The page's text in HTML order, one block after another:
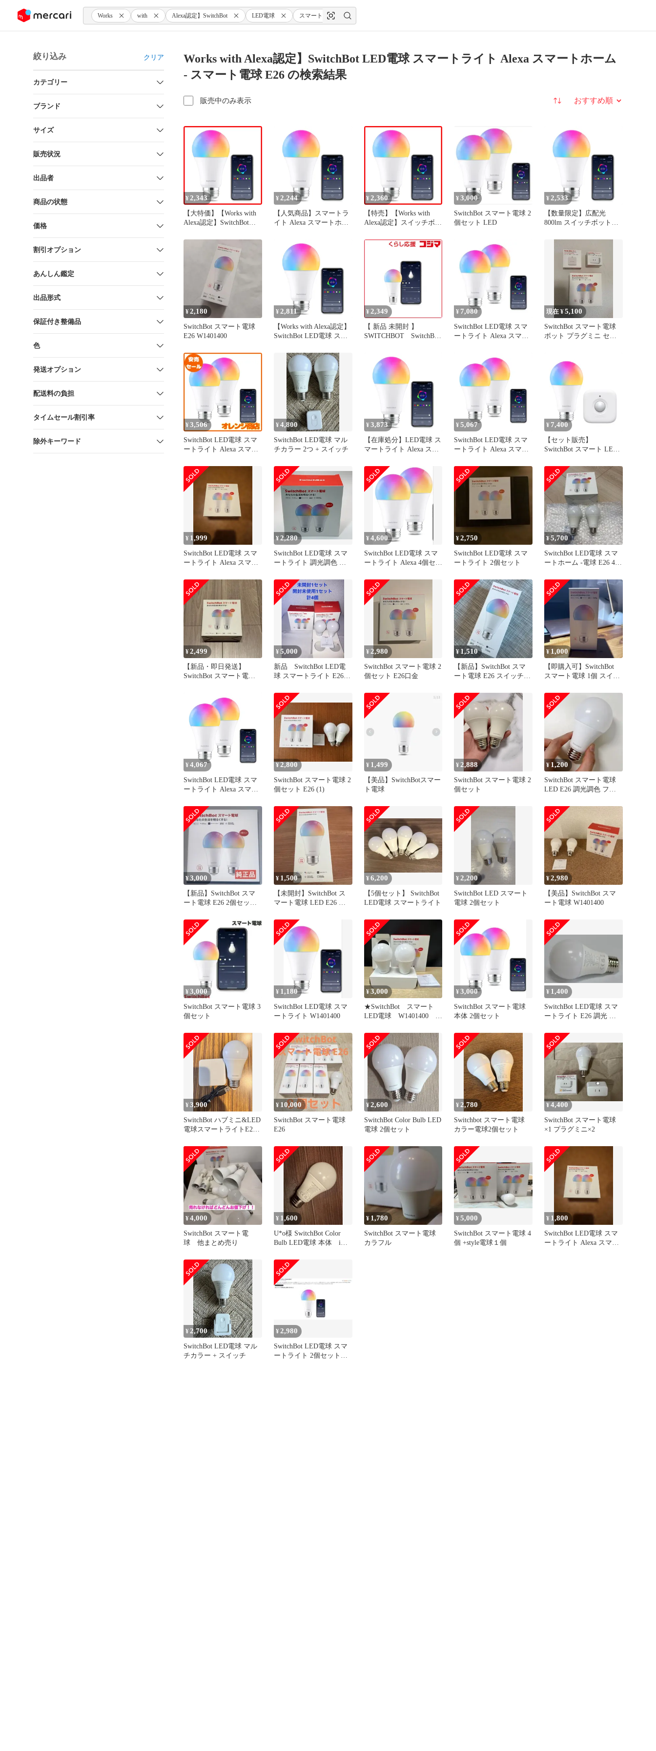
ツにスキップ Works with Alexa認定】SwitchBot LED電球 スマートライト
絞り込み クリア
カテゴリー
ブランド
サイズ
販売状況
出品者
商品の状態
価格
割引オプション
あんしん鑑定
出品形式
保証付き整備品
色
発送オプション
配送料の負担
タイムセール割引率
除外キーワード
Works with Alexa認定】SwitchBot LED電球 スマートライト Alexa スマートホーム
- スマート電球 E26 の検索結果
販売中のみ表示 並び替え
¥ 2,343
【大特価】【Works with
Alexa認定】SwitchBot
Alexa スマートホーム -
スマート電球 E26 スイッ
チボット 調光調色 広配
光 800lm 60W形相当 電球
マルチカラー 16
¥ 2,244
【人気商品】スマートラ
イト Alexa スマートホー
LED電球 広配光 800lm
60W形相当 Alexa認定】
SwitchBot 電球色・昼白
色対応 RGBCWマルチカ
ラー 1600万色 with 間接
¥ 2,360
【特売】【Works with
Alexa認定】スイッチボッ
マートライト Alexa スマ
E26 スイッチボット調光
調色 広配光 800lm 60W形
相当 電球色・昼白色対応
RGBCWマルチカラ
¥ 3,000
SwitchBot スマート電球 2
個セット LED
¥ 2,533
【数量限定】広配光
800lm スイッチボット調
球色・昼白色対応
RGBCWマルチカラー ス
マートホーム-スマート電
球 1600万色 Alexa 間接照
明 Google スマートライ
ト Home Alexa認定】スイ
¥2,180
SwitchBot スマート電球
E26 W1401400
¥ 2,811
【Works with Alexa認定】
SwitchBot LED電球 スマ
トホーム-スマート電球
E26 スイッチボット調光
調色 広配光 800lm 60W形
相当 電球色・昼白色対応
RGBCWマルチカラー
1600万色 間接照
¥ 2,349
【 新品 未開封 】
SWITCHBOT SwitchBot
未使用 送料無料
¥ 7,080
SwitchBot LED電球 スマ
ートライト Alexa スマー
現在 ¥5,100
SwitchBot スマート電球
ボット プラグミニ セッ
¥ 3,506
SwitchBot LED電球 スマ
ートライト Alexa スマー
E26 スイッチボット 調光
調色 広配光 800lm 60W形
相当 電球色・昼白色対応
RGBCWマルチカラー
1600万色 間接照明
Google Home IFT
¥4,800
SwitchBot LED電球 マル
チカラー 2つ + スイッチ
¥ 3,873
【在庫処分】LED電球 ス
マートライト Alexa スマ
E26 スイッチボット調光
調色 Alexa認定】
SwitchBot 広配光 800lm
60W形相当 電球色・昼白
色対応 with RGBCWマル
チカラー 1600万色 間接
¥ 5,067
SwitchBot LED電球 スマ
ートライト Alexa スマー
E26 スイッチボット 調光
調色 広配光 800lm 60W形
相当 電球色・昼白色対応
RGBCWマルチカラー
1600万色 間接照明
Google Home IFT
¥ 7,400
【セット販売】
SwitchBot スマート LED
Alexa認定 + 人感センサ
ー
¥ 1,999
SwitchBot LED電球 スマ
ートライト Alexa スマー
¥2,280
SwitchBot LED電球 スマ
ートライト 調光調色 広
850007706685
¥4,600
SwitchBot LED電球 スマ
ートライト Alexa 4個セッ
¥2,750
SwitchBot LED電球 スマ
ートライト 2個セット
¥5,700
SwitchBot LED電球 スマ
ートホーム -電球 E26 4個
¥2,499
【新品・即日発送】
SwitchBot スマート電球
¥5,000
新品 SwitchBot LED電
球 スマートライト E26 4
¥ 2,980
SwitchBot スマート電球 2
個セット E26口金
¥1,510
【新品】SwitchBot スマ
ート電球 E26 スイッチボ
¥ 1,000
【即購入可】SwitchBot
スマート電球 1個 スイッ
¥ 4,067
SwitchBot LED電球 スマ
ートライト Alexa スマー
E26 スイッチボット 調光
調色 広配光 800lm 60W形
相当 電球色・昼白色対応
RGBCWマルチカラー
1600万色 間接照明
¥ 2,800
SwitchBot スマート電球 2
個セット E26 (1)
¥ 1,499
【美品】SwitchBotスマー
ト電球
¥ 2,888
SwitchBot スマート電球 2
個セット
¥ 1,200
SwitchBot スマート電球
LED E26 調光調色 フル
¥3,000
【新品】SwitchBot スマ
ート電球 E26 2個セット
¥ 1,500
【未開封】SwitchBot ス
マート電球 LED E26 調
¥6,200
【5個セット】 SwitchBot
LED電球 スマートライト
¥ 2,200
SwitchBot LED スマート
電球 2個セット
¥2,980
【美品】SwitchBot スマ
ート電球 W1401400
¥3,000
SwitchBot スマート電球 3
個セット
¥ 1,180
SwitchBot LED電球 スマ
ートライト W1401400​
¥3,000
★SwitchBot スマート
LED電球 W1401400 2
¥3,000
SwitchBot スマート電球
本体 2個セット
¥ 1,400
SwitchBot LED電球 スマ
ートライト E26 調光 調
¥3,900
SwitchBot ハブミニ&LED
電球スマートライトE26
¥ 10,000
SwitchBot スマート電球
E26
¥2,600
SwitchBot Color Bulb LED
電球 2個セット
¥ 2,780
Switchbot スマート電球
カラー電球2個セット
¥4,400
SwitchBot スマート電球
×1 プラグミニ×2
¥4,000
SwitchBot スマート電
球 他まとめ売り
¥ 1,600
U*o様 SwitchBot Color
Bulb LED電球 本体 iOT
¥ 1,780
SwitchBot スマート電球
カラフル
¥5,000
SwitchBot スマート電球 4
個 +style電球１個
¥ 1,800
SwitchBot LED電球 スマ
ートライト Alexa スマー
¥2,700
SwitchBot LED電球 マル
チカラー + スイッチ
¥2,980
SwitchBot LED電球 スマ
ートライト 2個セット